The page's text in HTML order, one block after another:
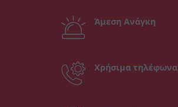
Άμεση Ανάγκη
Χρήσιμα τηλέφωνα